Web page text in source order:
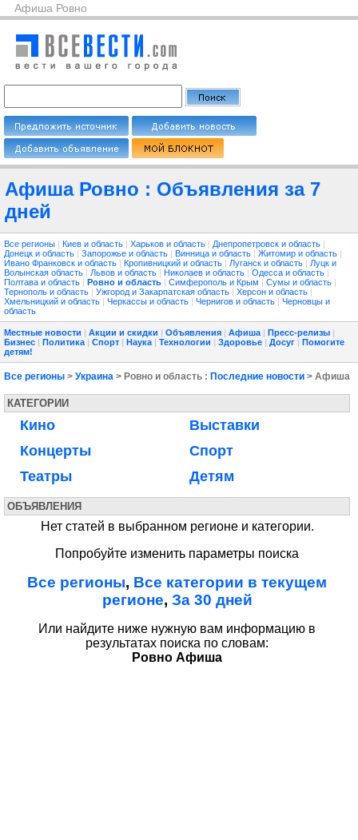
Афиша Ровно
Афиша Ровно : Объявления за 7
дней
Все регионы | Киев и область | Харьков и область | Днепропетровск и область |
Донецк и область | Запорожье и область | Винница и область | Житомир и область |
Ивано Франковск и область | Кропивницкий и область | Луганск и область | Луцк и
Волынская область | Львов и область | Николаев и область | Одесса и область |
Полтава и область | Ровно и область | Симферополь и Крым | Сумы и область |
Тернополь и область | Ужгород и Закарпатская область | Херсон и область |
Хмельницкий и область | Черкассы и область | Чернигов и область | Черновцы и
область
Местные новости | Акции и скидки | Объявления | Афиша | Пресс-релизы |
Бизнес | Политика | Спорт | Наука | Технологии | Здоровье | Досуг | Помогите
детям!
Все регионы > Украина > Ровно и область : Последние новости > Афиша
КАТЕГОРИИ
Кино
Концерты
Театры
Выставки
Спорт
Детям
ОБЪЯВЛЕНИЯ
Нет статей в выбранном регионе и категории.
Попробуйте изменить параметры поиска
Все регионы, Все категории в текущем
регионе, За 30 дней
Или найдите ниже нужную вам информацию в
результатах поиска по словам:
Ровно Афиша